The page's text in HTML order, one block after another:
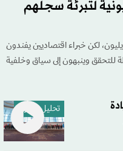
لتبرئة سجلهم
الحوثيون خسائر الحرب بأكثر من 1.13 تريليون، لكن خبراء اقتصاديين يفندون
للتحقق وينبهون إلى سياق وخلفية
تحليل إخباري